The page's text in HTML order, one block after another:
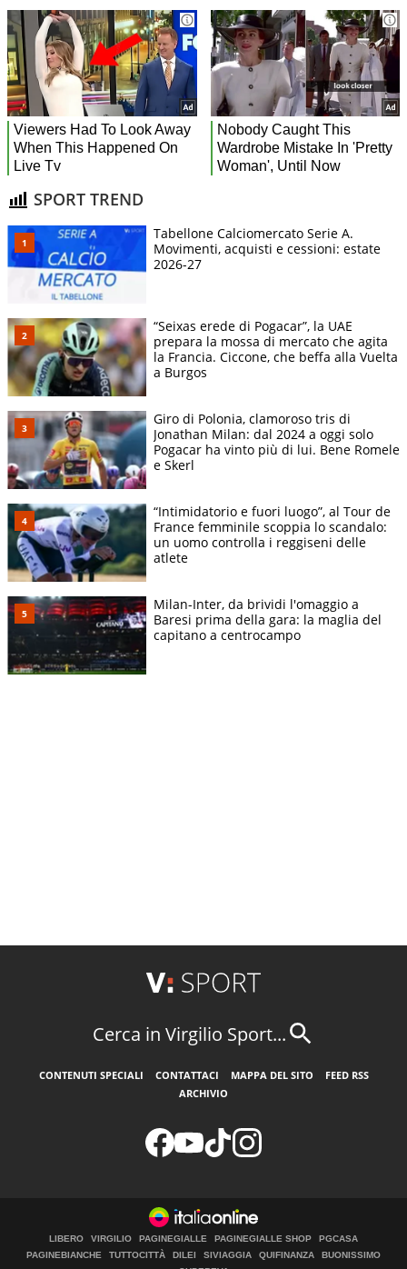
SPORT TREND
Tabellone Calciomercato Serie A.
Movimenti, acquisti e cessioni: estate
2026-27
“Seixas erede di Pogacar”, la UAE
prepara la mossa di mercato che agita
la Francia. Ciccone, che beffa alla Vuelta
a Burgos
Giro di Polonia, clamoroso tris di
Jonathan Milan: dal 2024 a oggi solo
Pogacar ha vinto più di lui. Bene Romele
e Skerl
“Intimidatorio e fuori luogo”, al Tour de
France femminile scoppia lo scandalo:
un uomo controlla i reggiseni delle
atlete
Milan-Inter, da brividi l'omaggio a
Baresi prima della gara: la maglia del
capitano a centrocampo
Cerca in Virgilio Sport...
CONTENUTI SPECIALI CONTATTACI MAPPA DEL SITO
FEED RSS
ARCHIVIO
LIBERO VIRGILIO PAGINEGIALLE PAGINEGIALLE SHOP
PGCASA
PAGINEBIANCHE
TUTTOCITTÀ DILEI SIVIAGGIA QUIFINANZA
BUONISSIMO